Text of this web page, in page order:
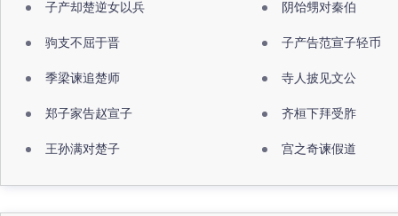
子产却楚逆女以兵 阴饴甥对秦伯
驹支不屈于晋 子产告范宣子轻币
季梁谏追楚师 寺人披见文公
郑子家告赵宣子 齐桓下拜受胙
王孙满对楚子 宫之奇谏假道